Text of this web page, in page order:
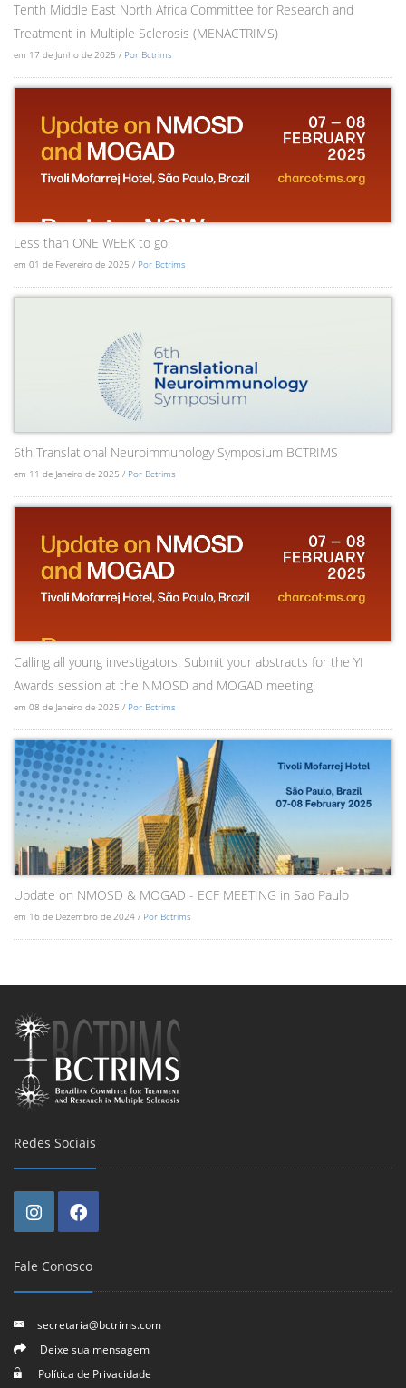
Tenth Middle East North Africa Committee for Research and
Treatment in Multiple Sclerosis (MENACTRIMS)
em 17 de Junho de 2025 / Por Bctrims
Less than ONE WEEK to go!
em 01 de Fevereiro de 2025 / Por Bctrims
6th Translational Neuroimmunology Symposium BCTRIMS
em 11 de Janeiro de 2025 / Por Bctrims
Calling all young investigators! Submit your abstracts for the YI
Awards session at the NMOSD and MOGAD meeting!
em 08 de Janeiro de 2025 / Por Bctrims
Update on NMOSD & MOGAD - ECF MEETING in Sao Paulo
em 16 de Dezembro de 2024 / Por Bctrims
Redes Sociais
Fale Conosco
secretaria@bctrims.com
Deixe sua mensagem
Política de Privacidade